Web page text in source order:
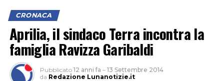
CRONACA
Aprilia, il sindaco Terra incontra la
famiglia Ravizza Garibaldi
Pubblicato 12 anni fa – 13 Settembre 2014
da Redazione Lunanotizie.it